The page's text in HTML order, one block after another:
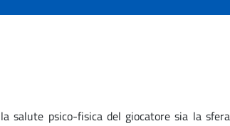
salute psico-fisica del giocatore sia la sfera